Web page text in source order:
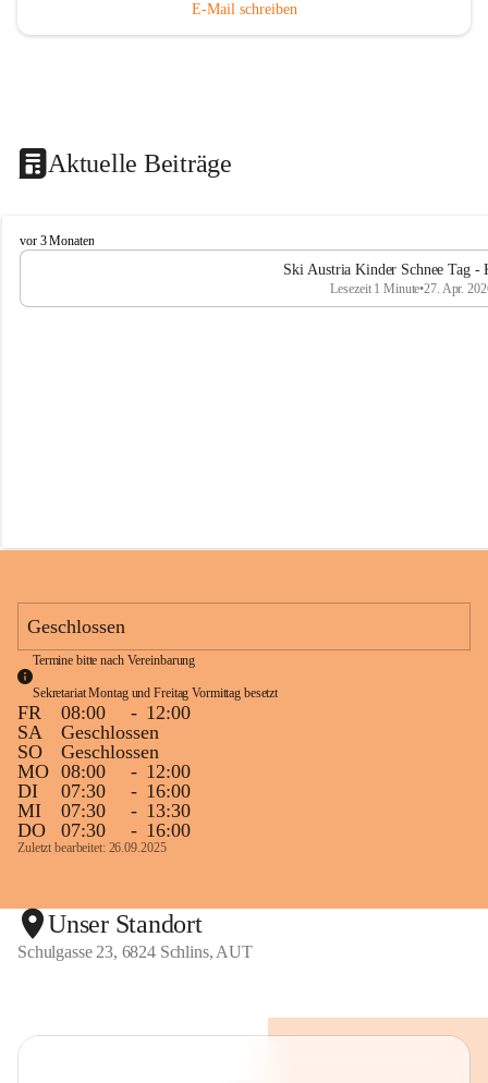
E-Mail schreiben
Aktuelle Beiträge
V
o
k
n
vor 3 Monaten
Ski Austria Kinder Schnee Tag -
Lesezeit 1 Minute•27. Apr.
Geschlossen
Termine bitte nach Vereinbarung
Sekretariat Montag und Freitag Vormittag besetzt
FR 08:00 - 12:00
SA
Geschlossen
SO
Geschlossen
MO 08:00 - 12:00
DI
07:30 - 16:00
MI
07:30 - 13:30
DO
07:30 - 16:00
Zuletzt bearbeitet: 26.09.2025
Unser Standort
Schulgasse 23, 6824 Schlins, AUT